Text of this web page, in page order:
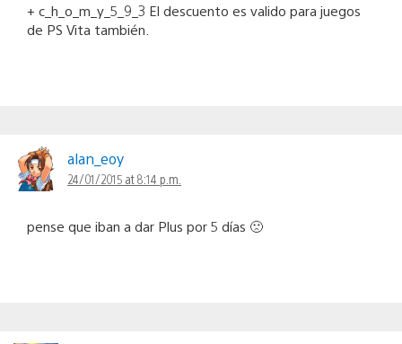
+ c_h_o_m_y_5_9_3 El descuento es valido para juegos
de PS Vita también.
alan_eoy
24/01/2015 at 8:14 p.m.
pense que iban a dar Plus por 5 días 🙁